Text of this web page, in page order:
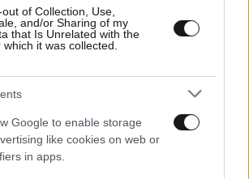
of Collection, Use,
and/or Sharing of my
that Is Unrelated with the
it was collected.
Google to enable storage
like cookies on web or
in apps.
στάθηκε και συνεχίζει να
επιχειρήσεις»